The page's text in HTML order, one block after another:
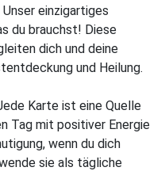
einzigartiges
du brauchst! Diese
dich und deine
und Heilung.
Karte ist eine Quelle
Tag mit positiver Energie
wenn du dich
sie als tägliche